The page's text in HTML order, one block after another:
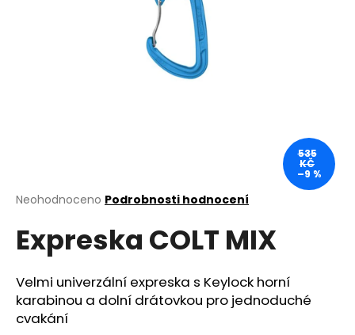
Průměrné
produktu
je
z
5
hvězdiček.
Neohodnoceno Podrobnosti hodnocení
Expreska COLT MIX
Velmi univerzální expreska s Keylock horní
karabinou a dolní drátovkou pro jednoduché
cvakání
535
KČ
–9 %
D
p
o
r